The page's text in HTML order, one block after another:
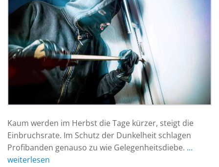
Kaum werden im Herbst die Tage kürzer, steigt die
Einbruchsrate. Im Schutz der Dunkelheit schlagen
Profibanden genauso zu wie Gelegenheitsdiebe. ...
weiterlesen